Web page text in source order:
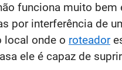
funciona muito bem
por interferência de
local onde o roteador
ele é capaz de